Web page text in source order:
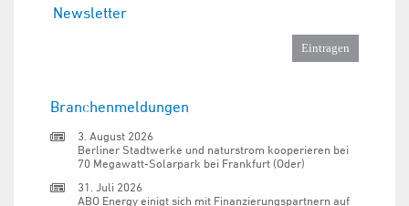
Newsletter
Branchenmeldungen
3. August 2026
Berliner Stadtwerke und naturstrom kooperieren bei
70 Megawatt-Solarpark bei Frankfurt (Oder)
31. Juli 2026
ABO Energy einigt sich mit Finanzierungspartnern auf